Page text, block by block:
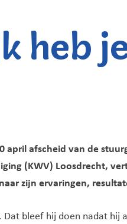
heb
april afscheid van de
(KWV) Loosdrecht,
zijn ervaringen,
bleef hij doen nadat hij